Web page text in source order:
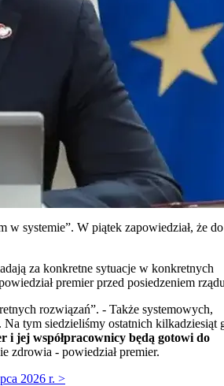
w systemie”. W piątek zapowiedział, że do
za konkretne sytuacje w konkretnych
premier przed posiedzeniem
rozwiązań”. - Także systemowych,
tym siedzieliśmy ostatnich kilkadziesiąt
i jej współpracownicy będą gotowi do
zdrowia - powiedział premier.
2026 r. >